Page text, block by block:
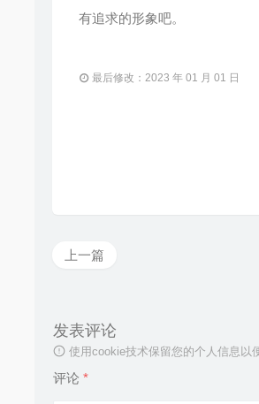
有追求的形象吧。
最后修改：2023 年 01 月 01 日
上一篇
发表评论
使用cookie技术保留您的个人信息以
评论 *